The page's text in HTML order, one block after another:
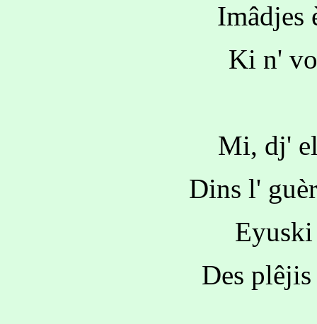
Imâdjes
Ki n'
Mi, dj'
Dins l'
Eyuski
Des